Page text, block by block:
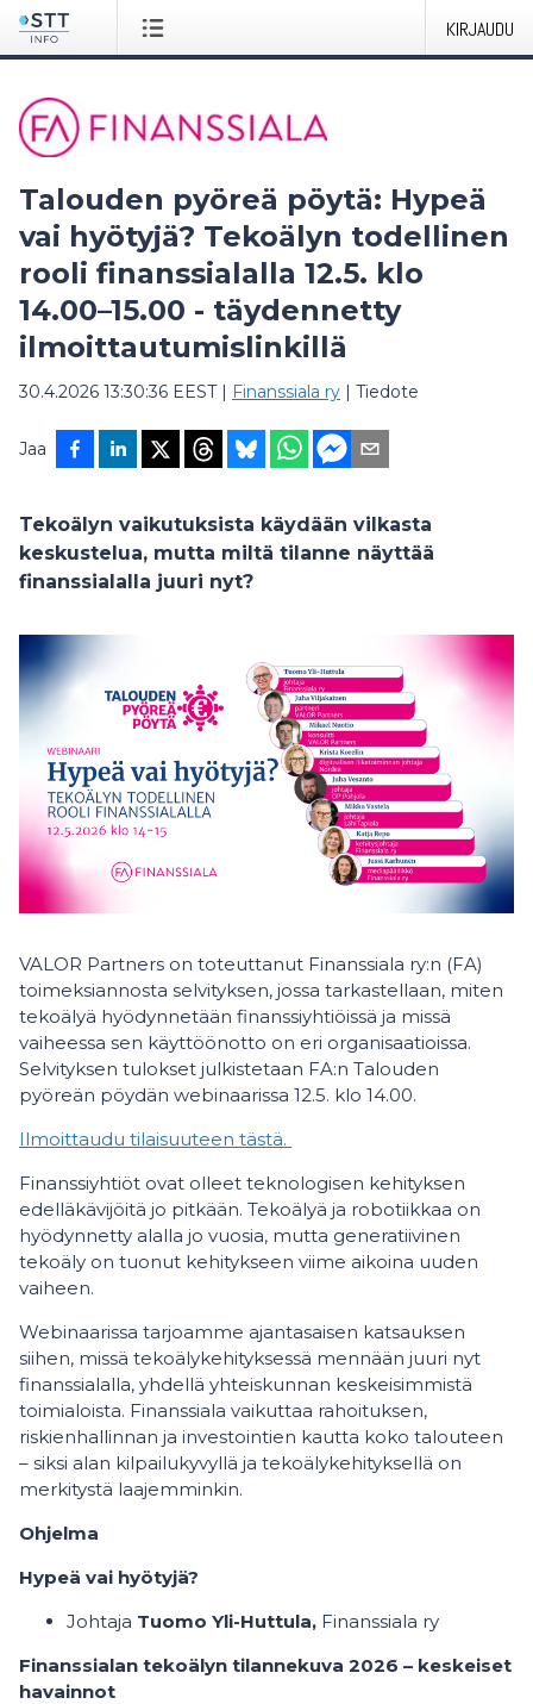
KIRJAUDU
Talouden pyöreä pöytä: Hypeä
vai hyötyjä? Tekoälyn todellinen
rooli finanssialalla 12.5. klo
14.00–15.00 - täydennetty
ilmoittautumislinkillä
30.4.2026 13:30:36 EEST| Finanssiala ry | Tiedote
Jaa
Tekoälyn vaikutuksista käydään vilkasta
keskustelua, mutta miltä tilanne näyttää
finanssialalla juuri nyt?
VALOR Partners on toteuttanut Finanssiala ry:n (FA)
toimeksiannosta selvityksen, jossa tarkastellaan, miten
tekoälyä hyödynnetään finanssiyhtiöissä ja missä
vaiheessa sen käyttöönotto on eri organisaatioissa.
Selvityksen tulokset julkistetaan FA:n Talouden
pyöreän pöydän webinaarissa 12.5. klo 14.00.
Ilmoittaudu tilaisuuteen tästä.
Finanssiyhtiöt ovat olleet teknologisen kehityksen
edelläkävijöitä jo pitkään. Tekoälyä ja robotiikkaa on
hyödynnetty alalla jo vuosia, mutta generatiivinen
tekoäly on tuonut kehitykseen viime aikoina uuden
vaiheen.
Webinaarissa tarjoamme ajantasaisen katsauksen
siihen, missä tekoälykehityksessä mennään juuri nyt
finanssialalla, yhdellä yhteiskunnan keskeisimmistä
toimialoista. Finanssiala vaikuttaa rahoituksen,
riskienhallinnan ja investointien kautta koko talouteen
– siksi alan kilpailukyvyllä ja tekoälykehityksellä on
merkitystä laajemminkin.
Ohjelma
Hypeä vai hyötyjä?
Johtaja Tuomo Yli-Huttula, Finanssiala ry
Finanssialan tekoälyn tilannekuva 2026 – keskeiset
havainnot